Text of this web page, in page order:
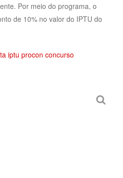
Por meio do programa, o
de 10% no valor do IPTU do
iptu procon concurso